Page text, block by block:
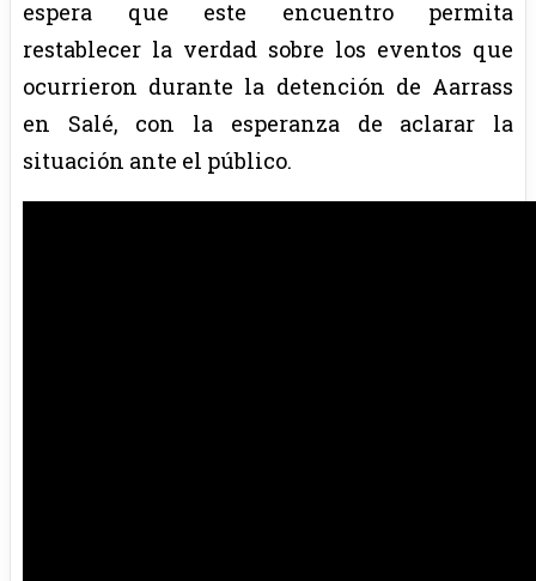
espera que este encuentro permita
restablecer la verdad sobre los eventos que
ocurrieron durante la detención de Aarrass
en Salé, con la esperanza de aclarar la
situación ante el público.